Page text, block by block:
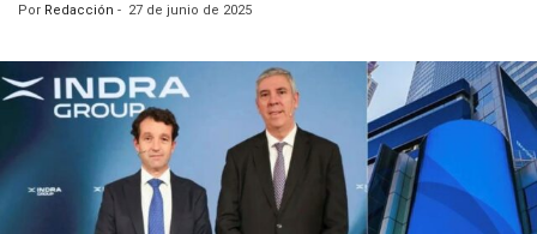
Por Redacción - 27 de junio de 2025